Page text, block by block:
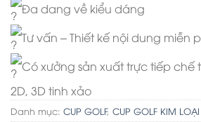
Đa dang về kiểu dáng
Tư vấn – Thiết kế nội dung miễn
Có xưởng sản xuất trực tiếp chế
2D, 3D tinh xảo
Danh mục: CUP GOLF, CUP GOLF KIM LOẠI